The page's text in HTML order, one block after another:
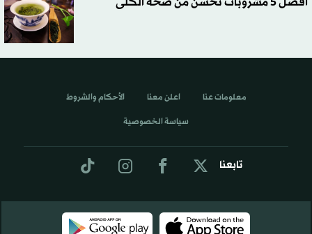
تابعنا
معلومات عنا اعلن معنا الأحكام والشروط
سياسة الخصوصية